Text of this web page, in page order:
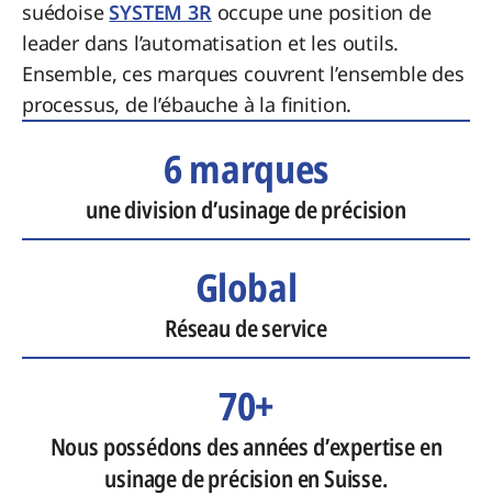
suédoiseSYSTEM 3Roccupe une position de
leader dans l’automatisation et les outils.
Ensemble, ces marques couvrent l’ensemble des
processus, de l’ébauche à la finition.
6 marques
une division d’usinage de précision
Global
Réseau de service
70+
Nous possédons des années d’expertise en
usinage de précision en Suisse.